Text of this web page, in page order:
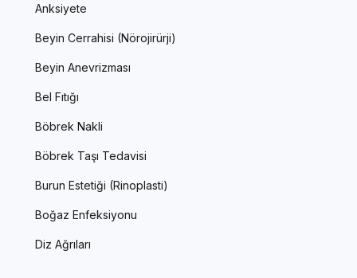
Anksiyete
Beyin Cerrahisi (Nörojirürji)
Beyin Anevrizması
Bel Fıtığı
Böbrek Nakli
Böbrek Taşı Tedavisi
Burun Estetiği (Rinoplasti)
Boğaz Enfeksiyonu
Diz Ağrıları